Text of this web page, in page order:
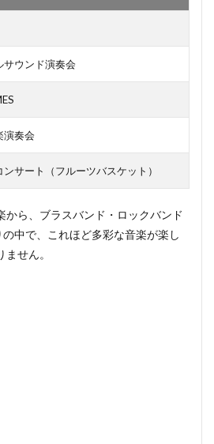
サウンド演奏会
演奏会
サート（フルーツバスケット）
から、ブラスバンド・ロックバンド
中で、これほど多彩な音楽が楽し
せん。